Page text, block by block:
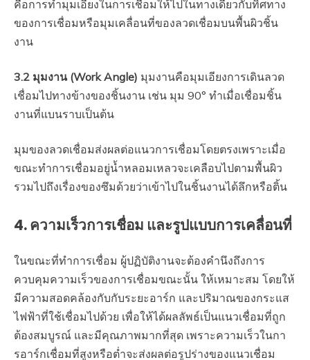
คือการทำมุมเอียงในการเชื่อมให้ไปในทางเดียวกับทิศทาง
ของการเชื่อมหรือมุมเคลื่อนที่ของลวดเชื่อมบนพื้นผิวชิ้น
งาน
3.2 มุมงาน (Work Angle) มุมงานคือมุมเอียงการเดินลวด
เชื่อมไปทางข้างของชิ้นงาน เช่น มุม 90° ทำเมื่อเชื่อมชิ้น
งานที่แบนราบเป็นต้น
มุมของลวดเชื่อมส่งผลต่อแนวการเชื่อมโดยตรงเพราะเมื่อ
ขณะทำการเชื่อมอยู่น้ำหลอมเหลวจะเคลือบไปตามพื้นผิว
รวมไปถึงเรื่องของซึมด้วยว่าเข้าไปในชิ้นงานได้ลึกหรือติ้น
4. ความเร็วการเชื่อม และรูปแบบการเคลื่อนที่
ในขณะที่ทำการเชื่อม ผู้ปฏิบัติงานจะต้องคำนึงถึงการ
ควบคุมความเร็วของการเชื่อมขณะนั้น ให้เหมาะสม โดยให้
มีความสอดคล้องกับกับระยะอาร์ก และปริมาณของกระแส
ไฟฟ้าที่ใช้เชื่อมไปด้วย เพื่อให้ได้ผลลัพธ์เป็นแนวเชื่อมที่ถูก
ต้องสมบูรณ์ และมีคุณภาพมากที่สุด เพราะความเร็วในกา
รอาร์กเชื่อมที่สูงหรือต่ำจะส่งผลต่อรูปร่างของแนวเชื่อม